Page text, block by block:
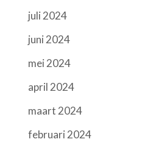
juli 2024
juni 2024
mei 2024
april 2024
maart 2024
februari 2024